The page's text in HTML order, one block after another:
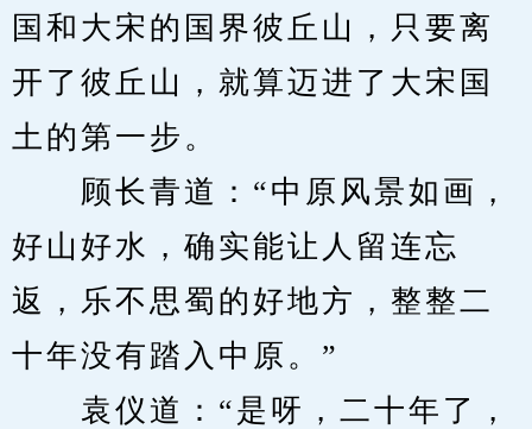
国和大宋的国界彼丘山，只要离
开了彼丘山，就算迈进了大宋国
土的第一步。
顾长青道：“中原风景如画，
好山好水，确实能让人留连忘
返，乐不思蜀的好地方，整整二
十年没有踏入中原。”
袁仪道：“是呀，二十年了，